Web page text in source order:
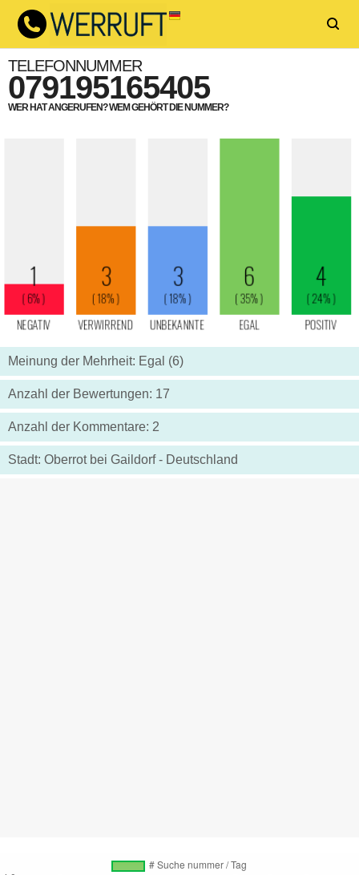
TELEFONNUMMER
079195165405
WER HAT ANGERUFEN? WEM GEHÖRT DIE NUMMER?
Meinung der Mehrheit: Egal (6)
Anzahl der Bewertungen: 17
Anzahl der Kommentare: 2
Stadt: Oberrot bei Gaildorf - Deutschland